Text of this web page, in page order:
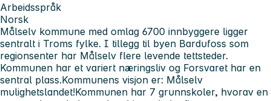
Arbeidsspråk
Norsk
Målselv kommune med omlag 6700 innbyggere ligger
sentralt i Troms fylke. I tillegg til byen Bardufoss som
regionsenter har Målselv flere levende tettsteder.
Kommunen har et variert næringsliv og Forsvaret har en
sentral plass.Kommunens visjon er: Målselv
mulighetslandet!Kommunen har 7 grunnskoler, hvorav en